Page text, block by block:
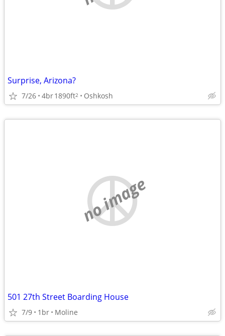
Surprise, Arizona?
7/26 4br1890ft2 Oshkosh
no image
501 27th Street Boarding House
7/9 1br Moline